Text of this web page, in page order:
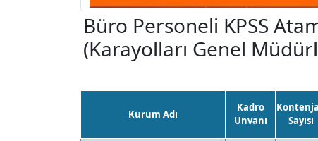
Büro Personeli KPSS
(Karayolları Genel
Kurum Adı
Kadro
Unvanı
Sayısı